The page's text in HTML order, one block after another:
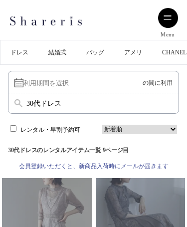
Menu
ドレス 結婚式 バッグ アメリ CHANEL
の間に利用
30代ドレス
レンタル・早割予約可
30代ドレスのレンタルアイテム一覧 9ページ目
会員登録いただくと、新商品入荷時にメールが届きます